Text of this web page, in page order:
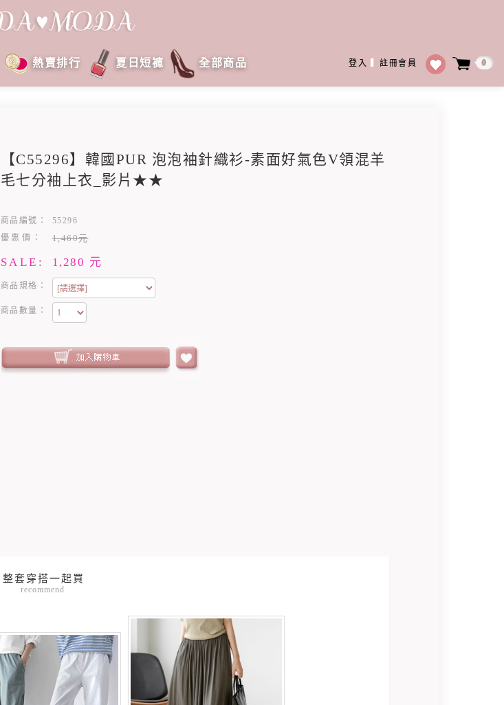
登入 註冊會員 0
熱賣排行 夏日短褲 全部商品
【C55296】韓國PUR 泡泡袖針織衫-素面好氣色V領混羊
毛七分袖上衣_影片★★
商品編號：
55296
優惠價：
1,460元
SALE: 1,280 元
商品規格：
商品數量：
recommend